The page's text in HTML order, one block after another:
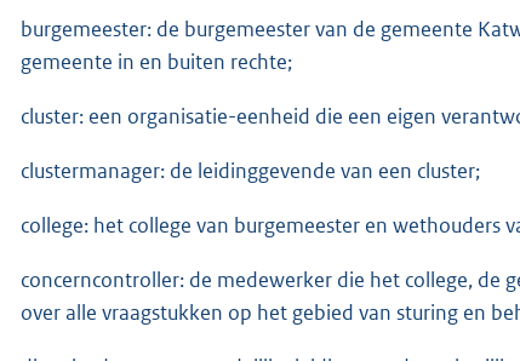
burgemeester: de burgemeester van de gemeente
gemeente in en buiten rechte;
cluster: een organisatie-eenheid die een eigen
clustermanager: de leidinggevende van een cluster;
college: het college van burgemeester en wethouders
concerncontroller: de medewerker die het college, de
over alle vraagstukken op het gebied van sturing en